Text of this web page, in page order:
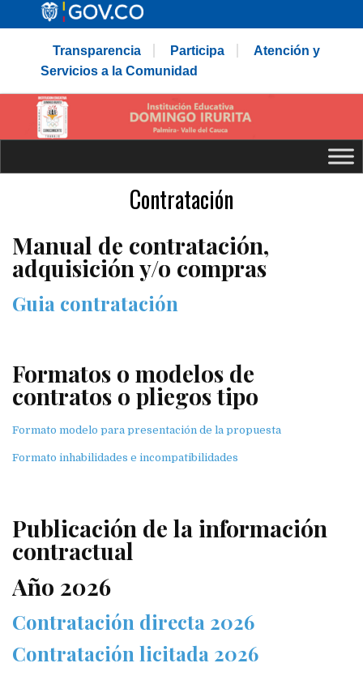
Transparencia Participa
Atención y
Servicios a la Comunidad
Contratación
Manual de contratación,
adquisición y/o compras
Guia contratación
Formatos o modelos de
contratos o pliegos tipo
Formato modelo para presentación de la propuesta
Formato inhabilidades e incompatibilidades
Publicación de la información
contractual
Año 2026
Contratación directa 2026
Contratación licitada 2026